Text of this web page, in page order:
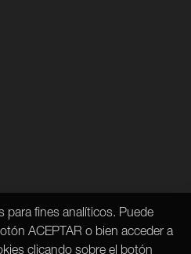
para fines analíticos. Puede
ACEPTAR o bien acceder a